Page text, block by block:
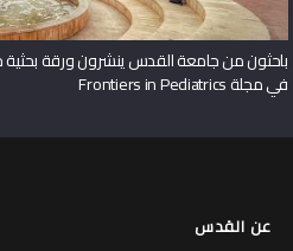
باحثون من جامعة القدس ينشرون ورقة بحثية
في مجلة Frontiers in Pediatrics
عن القدس